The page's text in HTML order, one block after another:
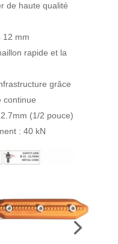
de haute qualité
12 mm
rapide et la
grâce
continue
(1/2 pouce)
: 40 kN